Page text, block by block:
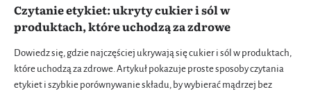
Czytanie etykiet: ukryty cukier i sól w
produktach, które uchodzą za zdrowe
Dowiedz się, gdzie najczęściej ukrywają się cukier i sól w produktach,
które uchodzą za zdrowe. Artykuł pokazuje proste sposoby czytania
etykiet i szybkie porównywanie składu, by wybierać mądrzej bez